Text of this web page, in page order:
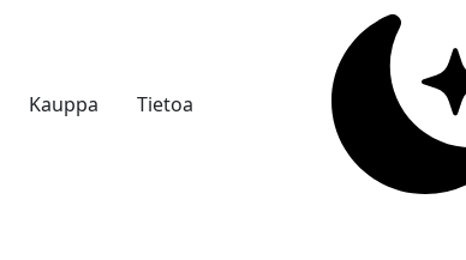
Kauppa Tietoa